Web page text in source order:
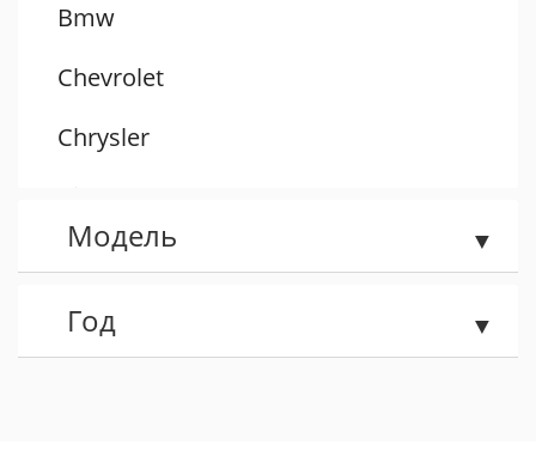
Bmw
Chevrolet
Chrysler
Dacia
Daewoo
Модель
Год